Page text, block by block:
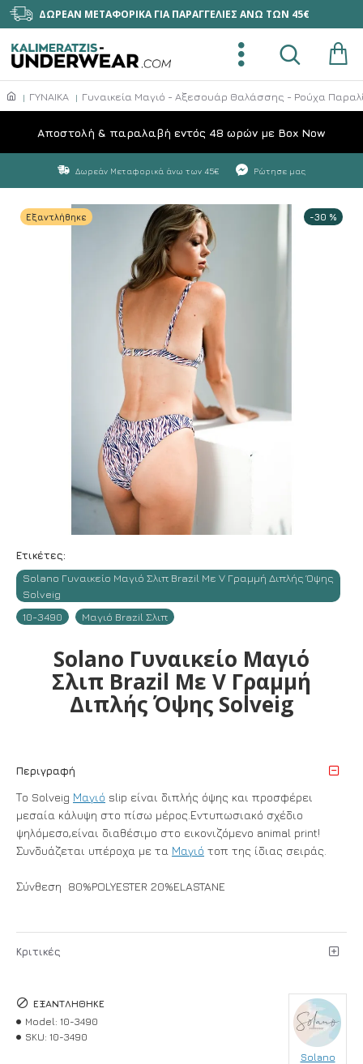
ΔΩΡΕΑΝ ΜΕΤΑΦΟΡΙΚΑ ΓΙΑ ΠΑΡΑΓΓΕΛΙΕΣ ΑΝΩ ΤΩΝ 45€
ΓΥΝΑΙΚΑ Γυναικεία Μαγιό - Αξεσουάρ Θαλάσσης - Ρούχα
Aποστολή & παραλαβή εντός 48 ωρών με Box Now
Δωρεάν Μεταφορικά άνω των 45€ Ρώτησε μας
-30 %
Εξαντλήθηκε
Ετικέτες:
Solano Γυναικείο Μαγιό Σλιπ Brazil Με V Γραμμή Διπλής Όψης
Solveig
10-3490
Μαγιό Brazil Σλιπ
Solano Γυναικείο Μαγιό
Σλιπ Brazil Με V Γραμμή
Διπλής Όψης Solveig
Περιγραφή
Το Solveig Μαγιό slip είναι διπλής όψης και προσφέρει
μεσαία κάλυψη στο πίσω μέρος.Εντυπωσιακό σχέδιο
ψηλόμεσο,είναι διαθέσιμο στο εικονιζόμενο animal print!
Συνδυάζεται υπέροχα με τα Μαγιό τοπ της ίδιας σειράς.
Σύνθεση 80%POLYESTER 20%ELASTANE
Κριτικές
ΕΞΑΝΤΛΉΘΗΚΕ
Model: 10-3490
SKU: 10-3490
Solano